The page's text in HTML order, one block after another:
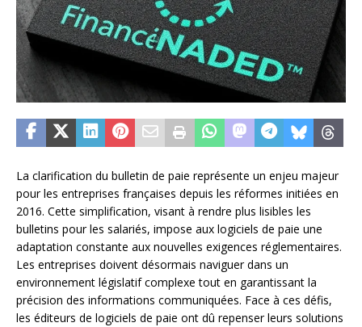
La clarification du bulletin de paie représente un enjeu majeur
pour les entreprises françaises depuis les réformes initiées en
2016. Cette simplification, visant à rendre plus lisibles les
bulletins pour les salariés, impose aux logiciels de paie une
adaptation constante aux nouvelles exigences réglementaires.
Les entreprises doivent désormais naviguer dans un
environnement législatif complexe tout en garantissant la
précision des informations communiquées. Face à ces défis,
les éditeurs de logiciels de paie ont dû repenser leurs solutions